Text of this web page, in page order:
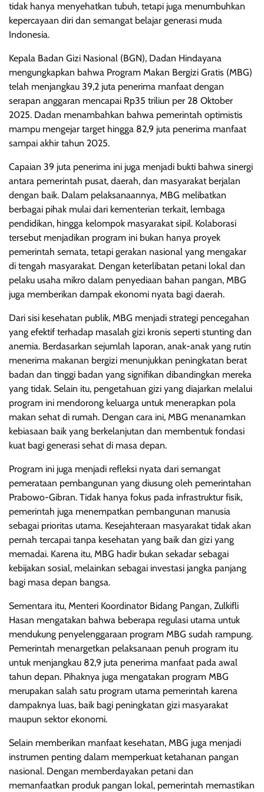
tidak hanya menyehatkan tubuh, tetapi juga menumbuhkan
kepercayaan diri dan semangat belajar generasi muda
Indonesia.
Kepala Badan Gizi Nasional (BGN), Dadan Hindayana
mengungkapkan bahwa Program Makan Bergizi Gratis (MBG)
telah menjangkau 39,2 juta penerima manfaat dengan
serapan anggaran mencapai Rp35 triliun per 28 Oktober
2025. Dadan menambahkan bahwa pemerintah optimistis
mampu mengejar target hingga 82,9 juta penerima manfaat
sampai akhir tahun 2025.
Capaian 39 juta penerima ini juga menjadi bukti bahwa sinergi
antara pemerintah pusat, daerah, dan masyarakat berjalan
dengan baik. Dalam pelaksanaannya, MBG melibatkan
berbagai pihak mulai dari kementerian terkait, lembaga
pendidikan, hingga kelompok masyarakat sipil. Kolaborasi
tersebut menjadikan program ini bukan hanya proyek
pemerintah semata, tetapi gerakan nasional yang mengakar
di tengah masyarakat. Dengan keterlibatan petani lokal dan
pelaku usaha mikro dalam penyediaan bahan pangan, MBG
juga memberikan dampak ekonomi nyata bagi daerah.
Dari sisi kesehatan publik, MBG menjadi strategi pencegahan
yang efektif terhadap masalah gizi kronis seperti stunting dan
anemia. Berdasarkan sejumlah laporan, anak-anak yang rutin
menerima makanan bergizi menunjukkan peningkatan berat
badan dan tinggi badan yang signifikan dibandingkan mereka
yang tidak. Selain itu, pengetahuan gizi yang diajarkan melalui
program ini mendorong keluarga untuk menerapkan pola
makan sehat di rumah. Dengan cara ini, MBG menanamkan
kebiasaan baik yang berkelanjutan dan membentuk fondasi
kuat bagi generasi sehat di masa depan.
Program ini juga menjadi refleksi nyata dari semangat
pemerataan pembangunan yang diusung oleh pemerintahan
Prabowo-Gibran. Tidak hanya fokus pada infrastruktur fisik,
pemerintah juga menempatkan pembangunan manusia
sebagai prioritas utama. Kesejahteraan masyarakat tidak akan
pernah tercapai tanpa kesehatan yang baik dan gizi yang
memadai. Karena itu, MBG hadir bukan sekadar sebagai
kebijakan sosial, melainkan sebagai investasi jangka panjang
bagi masa depan bangsa.
Sementara itu, Menteri Koordinator Bidang Pangan, Zulkifli
Hasan mengatakan bahwa beberapa regulasi utama untuk
mendukung penyelenggaraan program MBG sudah rampung.
Pemerintah menargetkan pelaksanaan penuh program itu
untuk menjangkau 82,9 juta penerima manfaat pada awal
tahun depan. Pihaknya juga mengatakan program MBG
merupakan salah satu program utama pemerintah karena
dampaknya luas, baik bagi peningkatan gizi masyarakat
maupun sektor ekonomi.
Selain memberikan manfaat kesehatan, MBG juga menjadi
instrumen penting dalam memperkuat ketahanan pangan
nasional. Dengan memberdayakan petani dan
memanfaatkan produk pangan lokal, pemerintah memastikan